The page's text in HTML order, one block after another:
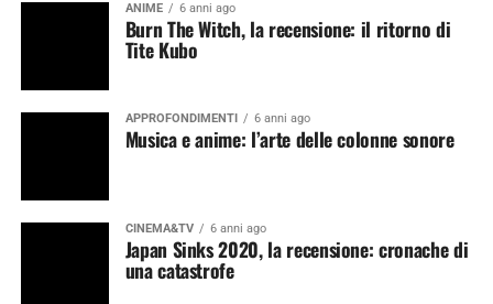
ANIME 6 anni ago
Burn The Witch, la recensione: il ritorno di
Tite Kubo
APPROFONDIMENTI 6 anni ago
Musica e anime: l’arte delle colonne sonore
CINEMA&TV 6 anni ago
Japan Sinks 2020, la recensione: cronache di
una catastrofe